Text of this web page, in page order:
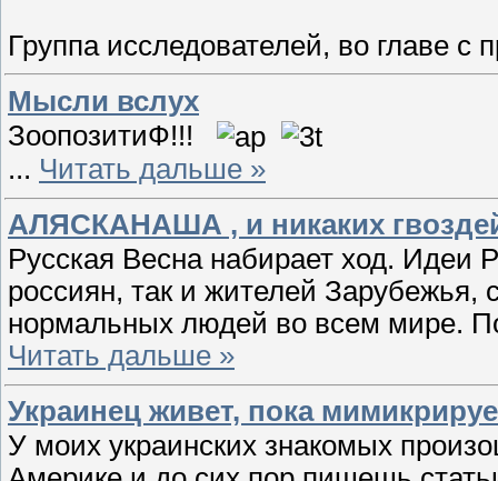
Группа исследователей, во главе
Мысли вслух
ЗоопозитиФ!!!
... Читать дальше »
АЛЯСКАНАША , и никаких
Русская Весна набирает ход. Идеи
россиян, так и жителей Зарубежья,
нормальных людей во всем мире.
Читать дальше »
Украинец живет, пока
У моих украинских знакомых